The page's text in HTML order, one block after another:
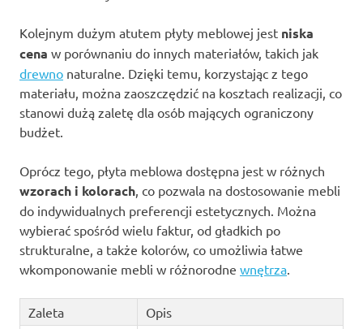
Kolejnym dużym atutem płyty meblowej jest niska
cena w porównaniu do innych materiałów, takich jak
drewno naturalne. Dzięki temu, korzystając z tego
materiału, można zaoszczędzić na kosztach realizacji, co
stanowi dużą zaletę dla osób mających ograniczony
budżet.
Oprócz tego, płyta meblowa dostępna jest w różnych
wzorach i kolorach , co pozwala na dostosowanie mebli
do indywidualnych preferencji estetycznych. Można
wybierać spośród wielu faktur, od gładkich po
strukturalne, a także kolorów, co umożliwia łatwe
wkomponowanie mebli w różnorodne wnętrza
Zaleta Opis